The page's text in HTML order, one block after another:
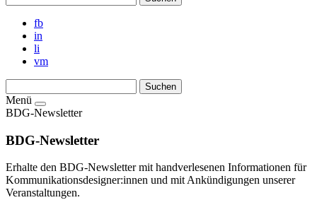
fb
in
li
vm
Menü
BDG-Newsletter
BDG-Newsletter
Erhalte den BDG-Newsletter mit handverlesenen Informationen für
Kommunikationsdesigner:innen und mit Ankündigungen unserer
Veranstaltungen.